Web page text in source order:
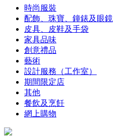
時尚服裝
配飾、珠寶、鐘錶及眼鏡
皮具、皮鞋及手袋
家具品味
創意禮品
藝術
設計服務（工作室）
期間限定店
其他
餐飲及烹飪
網上購物